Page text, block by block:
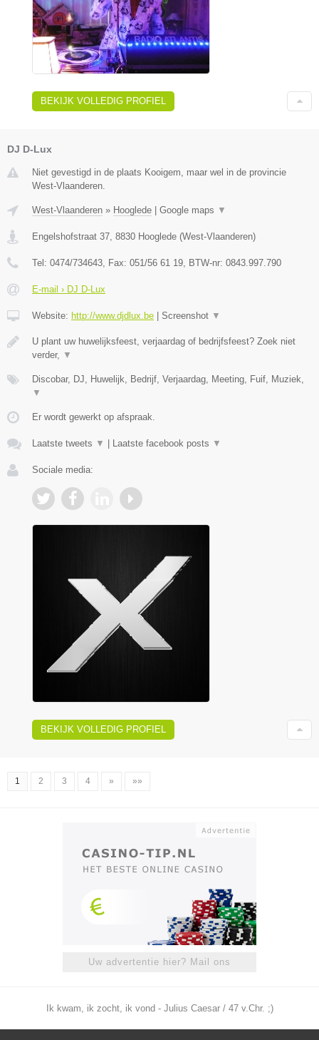
BEKIJK VOLLEDIG PROFIEL
DJ D-Lux
Niet gevestigd in de plaats Kooigem, maar wel in de provincie
West-Vlaanderen.
West-Vlaanderen » Hooglede | Google maps ▼
Engelshofstraat 37 8830 Hooglede (West-Vlaanderen)
Tel: 0474/734643 , Fax: 051/56 61 19 , BTW-nr: 0843.997.790
E-mail › DJ D-Lux
Website: http://www.djdlux.be | Screenshot ▼
U plant uw huwelijksfeest, verjaardag of bedrijfsfeest? Zoek niet
verder,
▼
Discobar, DJ, Huwelijk, Bedrijf, Verjaardag, Meeting, Fuif, Muziek,
▼
Er wordt gewerkt op afspraak.
Laatste tweets ▼ | Laatste facebook posts ▼
Sociale media:
BEKIJK VOLLEDIG PROFIEL
1 2 3 4 » »»
Uw advertentie hier? Mail ons
Ik kwam, ik zocht, ik vond - Julius Caesar / 47 v.Chr. ;)